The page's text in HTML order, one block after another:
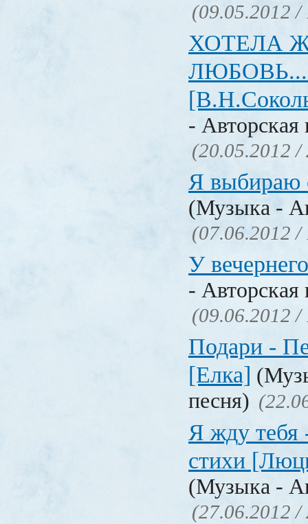
(09.05.2012 /
ХОТЕЛА
ЛЮБОВЬ...
- Авторская
(20.05.2012 /
Я выбираю
(Музыка -
(07.06.2012 /
У
- Авторская
(09.06.2012 /
Подари -
[Елка]
песня)
Я жду тебя
стихи
(Музыка -
(27.06.2012 /